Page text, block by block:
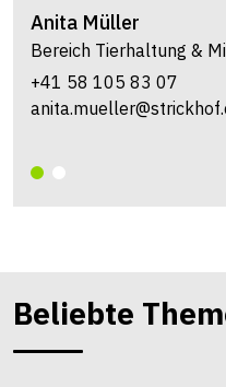
Anita Müller
Bereich Tierhaltung &
+41 58 105 83 07
Beliebte